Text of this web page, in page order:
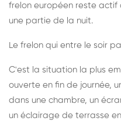
frelon européen reste actif
une partie de la nuit.
Le frelon qui entre le soir
C'est la situation la plus
ouverte en fin de journée,
dans une chambre, un
un éclairage de terrasse